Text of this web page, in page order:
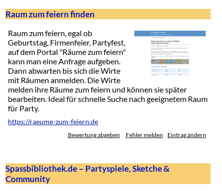
Raum zum feiern finden
Raum zum feiern, egal ob
Geburtstag, Firmenfeier, Partyfest,
auf dem Portal "Räume zum feiern"
kann man eine Anfrage aufgeben.
Dann abwarten bis sich die Wirte
mit Räumen anmelden. Die Wirte
melden ihre Räume zum feiern und können sie später
bearbeiten. Ideal für schnelle Suche nach geeignetem Raum
für Party.
https://raeume-zum-feiern.de
Bewertung abgeben Fehler melden Eintrag ändern
Spassbibliothek.de – Partyspiele, Sketche &
Community